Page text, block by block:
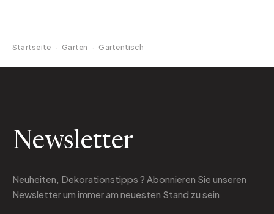
Startseite · Garten · Gartentisch
Newsletter
Neuheiten, Dekorationstipps ? Abonnieren Sie unseren
Newsletterum immer am neuesten Stand zu sein